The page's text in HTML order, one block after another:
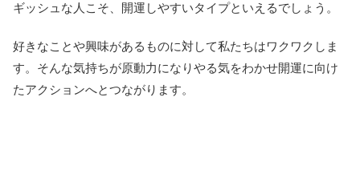
ギッシュな人こそ、開運しやすいタイプといえるでしょう。
好きなことや興味があるものに対して私たちはワクワクしま
す。そんな気持ちが原動力になりやる気をわかせ開運に向け
たアクションへとつながります。